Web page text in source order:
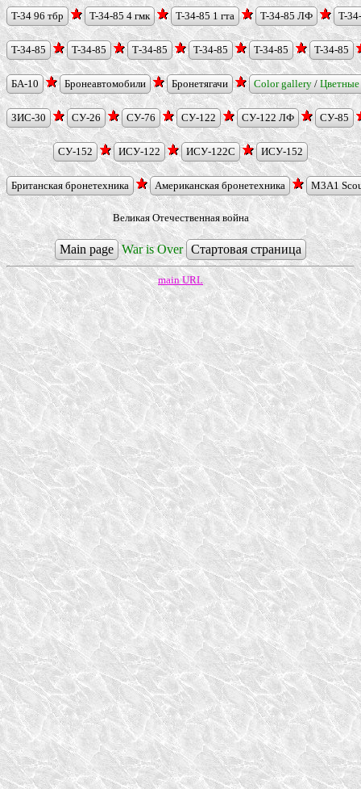
T-34 96 тбр T-34-85 4 гмк T-34-85 1 гта T-34-85 ЛФ T-
T-34-85 T-34-85 Т-34-85 T-34-85 T-34-85 T-34-85
БА-10 Бронеавтомобили Бронетягачи Color gallery /
ЗИС-30 СУ-26 СУ-76 СУ-122 СУ-122 ЛФ СУ-85
СУ-152 ИСУ-122 ИСУ-122С ИСУ-152
Британская бронетехника Американская бронетехника M3A1
Великая Отечественная война
Main page War is Over Стартовая страница
main URL